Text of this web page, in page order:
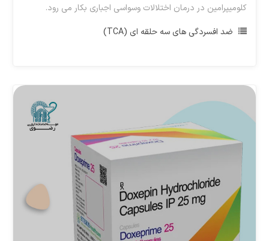
کلومیپرامین در درمان اختلالات وسواسی اجباری بکار می رود.
ضد افسردگی های سه حلقه ای (TCA)